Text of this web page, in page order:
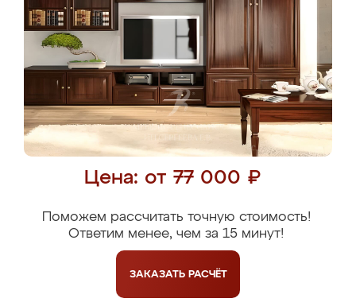
Цена: от 77 000 ₽
Поможем рассчитать точную стоимость!
Ответим менее, чем за 15 минут!
ЗАКАЗАТЬ РАСЧЁТ